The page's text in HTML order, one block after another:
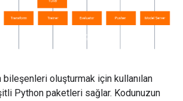
bileşenleri oluşturmak için kullanılan
Python paketleri sağlar. Kodunuzun